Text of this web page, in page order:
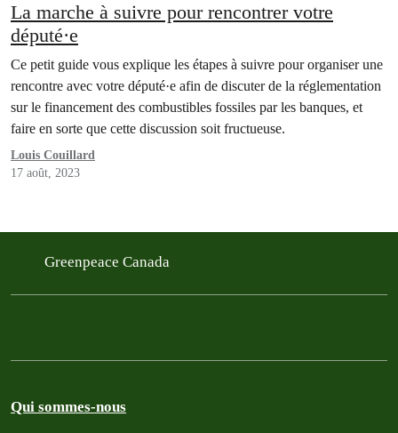
La marche à suivre pour rencontrer votre
député·e
Ce petit guide vous explique les étapes à suivre pour organiser une
rencontre avec votre député·e afin de discuter de la réglementation
sur le financement des combustibles fossiles par les banques, et
faire en sorte que cette discussion soit fructueuse.
Louis Couillard
17 août, 2023
Greenpeace Canada
Qui sommes-nous